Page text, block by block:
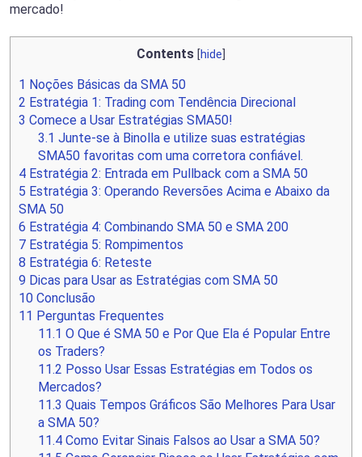
mercado!
Contents [hide
1 Noções Básicas da SMA 50
2 Estratégia 1: Trading com Tendência Direcional
3 Comece a Usar Estratégias SMA50!
3.1 Junte-se à Binolla e utilize suas estratégias
SMA50 favoritas com uma corretora confiável.
4 Estratégia 2: Entrada em Pullback com a SMA 50
5 Estratégia 3: Operando Reversões Acima e Abaixo da
SMA 50
6 Estratégia 4: Combinando SMA 50 e SMA 200
7 Estratégia 5: Rompimentos
8 Estratégia 6: Reteste
9 Dicas para Usar as Estratégias com SMA 50
10 Conclusão
11 Perguntas Frequentes
11.1 O Que é SMA 50 e Por Que Ela é Popular Entre
os Traders?
11.2 Posso Usar Essas Estratégias em Todos os
Mercados?
11.3 Quais Tempos Gráficos São Melhores Para Usar
a SMA 50?
11.4 Como Evitar Sinais Falsos ao Usar a SMA 50?